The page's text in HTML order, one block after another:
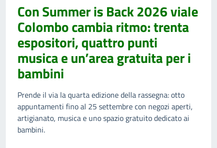
Con Summer is Back 2026 viale
Colombo cambia ritmo: trenta
espositori, quattro punti
musica e un’area gratuita per i
bambini
Prende il via la quarta edizione della rassegna: otto
appuntamenti fino al 25 settembre con negozi aperti,
artigianato, musica e uno spazio gratuito dedicato ai
bambini.